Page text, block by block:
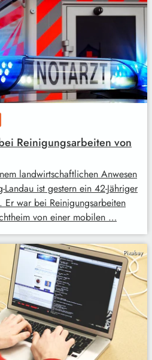
Reinigungsarbeiten von
landwirtschaftlichen Anwesen
ist gestern ein 42-Jähriger
Er war bei Reinigungsarbeiten
von einer mobilen …
Pixabay